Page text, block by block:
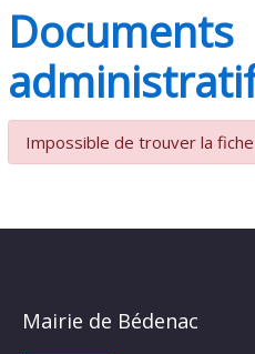
Documents
Impossible de trouver la
Mairie de Bédenac